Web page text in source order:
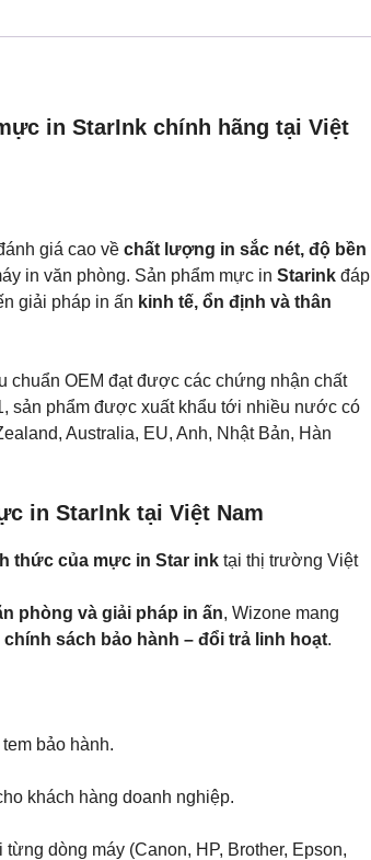
MF
MF
in StarInk chính hãng tại Việt
giá cao về chất lượng in sắc nét, độ bền
in văn phòng. Sản phẩm mực in Starink đáp
giải pháp in ấn kinh tế, ổn định và thân
chuẩn OEM đạt được các chứng nhận chất
sản phẩm được xuất khẩu tới nhiều nước có
Australia, EU, Anh, Nhật Bản, Hàn
in StarInk tại Việt Nam
thức của mực in Star ink tại thị trường Việt
phòng và giải pháp in ấn, Wizone mang
chính sách bảo hành – đổi trả linh hoạt.
bảo hành.
khách hàng doanh nghiệp.
dòng máy (Canon, HP, Brother, Epson,